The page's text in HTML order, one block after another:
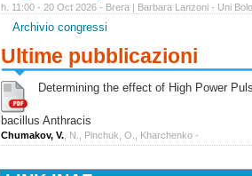
h. 11:00 - 20 Oct 2026 - Brera | Barbara Lanzoni - Uni
Archivio congressi
Ultime pubblicazioni
Determining the effect of High Power
bacillus Anthracis
Chumakov, V. , N., Pinchuk, O., Kharchenko -